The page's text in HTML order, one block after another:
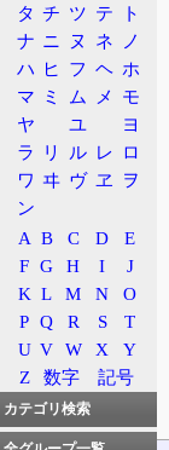
目次
情報
製品
成分・添加物
成分
添加物
効能・効果
剤形
風味等
名称の由来
注意点
タ チ ツ テ
ト
ナ ニ ヌ ネ
ノ
ハ ヒ フ ヘ ホ
マ ミ ム メ
モ
ヤ
ユ
ヨ
ラ
リ ル レ ロ
ワ ヰ ヴ ヱ
ヲ
ン
A B C D
E
F G H I
J
K L M N
O
P Q R S
T
U V W X
Y
Z
数字 記号
カテゴリ検索